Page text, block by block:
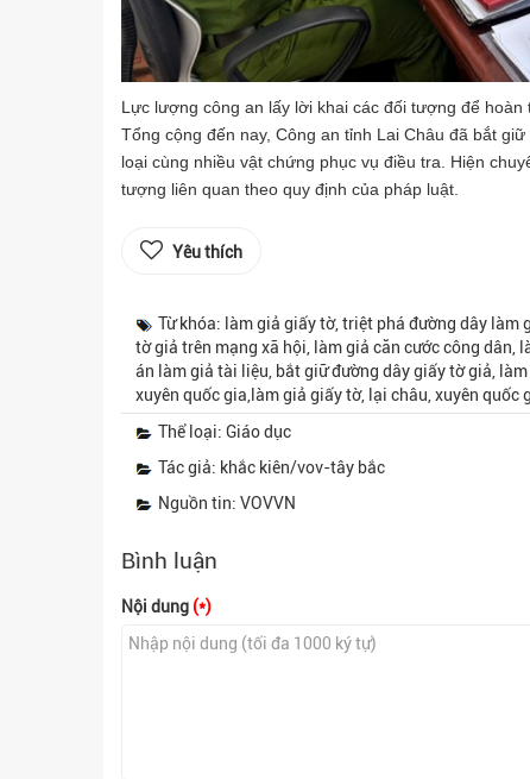
Lực lượng công an lấy lời khai các đối tượng để hoàn
Tổng cộng đến nay, Công an tỉnh Lai Châu đã bắt
loại cùng nhiều vật chứng phục vụ điều tra. Hiện
tượng liên quan theo quy định của pháp luật.
Yêu thích
Từ khóa: làm giả giấy tờ, triệt phá đường dây làm
tờ giả trên mạng xã hội, làm giả căn cước công dân,
án làm giả tài liệu, bắt giữ đường dây giấy tờ giả,
xuyên quốc gia,làm giả giấy tờ, lại châu, xuyên quốc
Thể loại: Giáo dục
Tác giả: khắc kiên/vov-tây bắc
Nguồn tin: VOVVN
Bình luận
Nội dung (*)